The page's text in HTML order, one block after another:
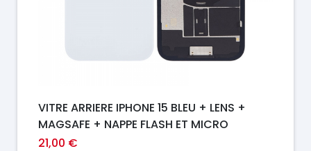
VITRE ARRIERE IPHONE 15 BLEU + LENS +
MAGSAFE + NAPPE FLASH ET MICRO
21,00 €